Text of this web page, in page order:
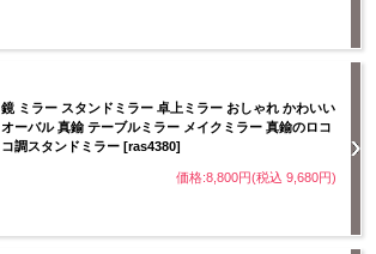
鏡 ミラー スタンドミラー 卓上ミラー おしゃれ かわいい
オーバル 真鍮 テーブルミラー メイクミラー 真鍮のロコ
コ調スタンドミラー [ras4380]
価格:8,800円(税込 9,680円)